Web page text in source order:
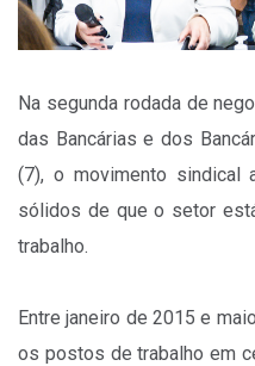
Na segunda rodada de
das Bancárias e dos
(7), o movimento sindical
sólidos de que o setor
trabalho.
Entre janeiro de 2015 e
os postos de trabalho em